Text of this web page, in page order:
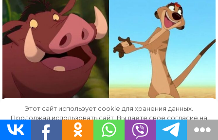
друзья
Этот сайт использует cookie для хранения данных.
Продолжая использовать сайт, Вы даете свое согласие на
работу с этими файлами.
OK